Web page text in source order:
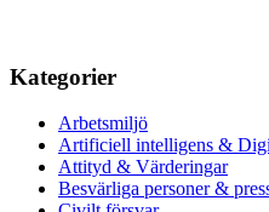
Kategorier
Arbetsmiljö
Artificiell intelligens &
Attityd & Värderingar
Besvärliga personer &